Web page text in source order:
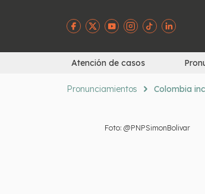
Atención de casos
Pronunciamientos Colombia
Foto: @PNPSimonBolivar